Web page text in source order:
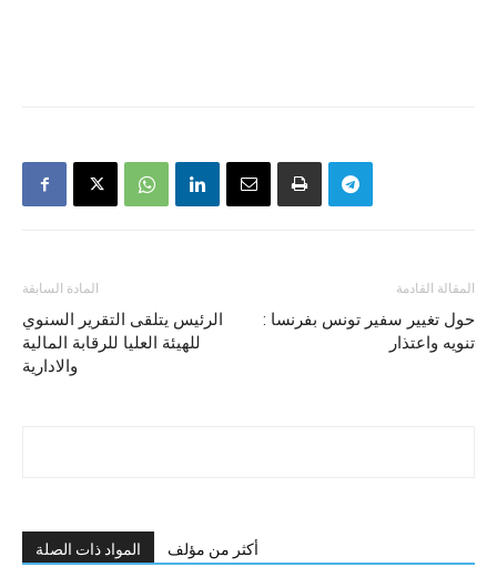
المادة السابقة
الرئيس يتلقى التقرير السنوي
للهيئة العليا للرقابة المالية
والادارية
المقالة القادمة
حول تغيير سفير تونس بفرنسا :
تنويه واعتذار
المواد ذات الصلة أكثر من مؤلف